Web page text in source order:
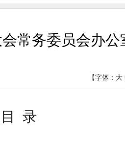
常务委员会办公
【字体： 大
目 录